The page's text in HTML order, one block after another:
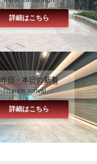
詳細はこちら
昨日・本日の新着
new arrival
詳細はこちら